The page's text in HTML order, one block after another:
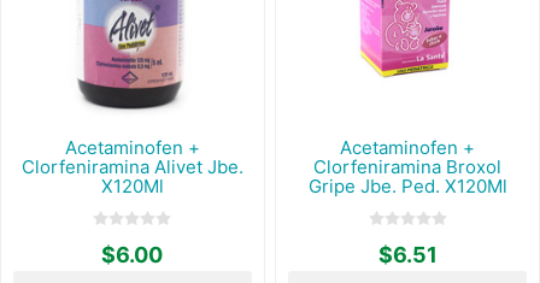
Acetaminofen +
Clorfeniramina Alivet Jbe.
X120Ml
$6.00
Acetaminofen +
Clorfeniramina Broxol
Gripe Jbe. Ped. X120Ml
$6.51